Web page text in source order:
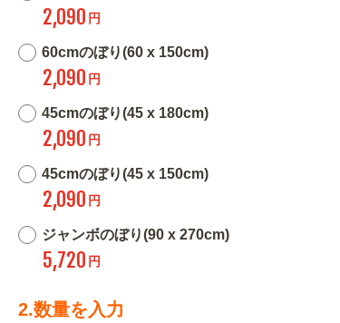
2,090 円
60cmのぼり(60 x 150cm)
2,090 円
45cmのぼり(45 x 180cm)
2,090 円
45cmのぼり(45 x 150cm)
2,090 円
ジャンボのぼり(90 x 270cm)
5,720 円
2.数量を入力